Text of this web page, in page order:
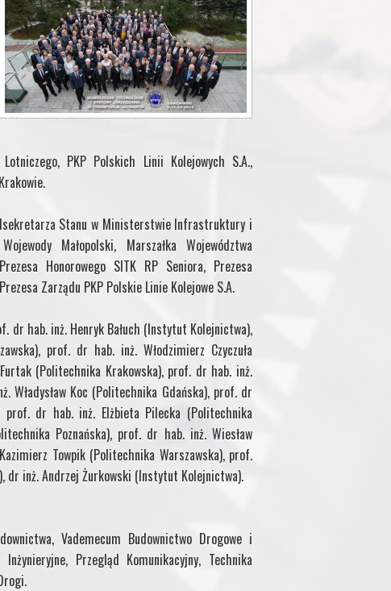
PKP Polskich Linii Kolejowych S.A.,
Stanu w Ministerstwie Infrastruktury i
Małopolski, Marszałka Województwa
Honorowego SITK RP Seniora, Prezesa
Zarządu PKP Polskie Linie Kolejowe S.A.
dr hab. inż. Henryk Bałuch (Instytut Kolejnictwa),
prof. dr hab. inż. Włodzimierz Czyczuła
(Politechnika Krakowska), prof. dr hab. inż.
Władysław Koc (Politechnika Gdańska), prof. dr
prof. dr hab. inż. Elżbieta Pilecka (Politechnika
Poznańska), prof. dr hab. inż. Wiesław
Towpik (Politechnika Warszawska), prof.
dr inż. Andrzej Żurkowski (Instytut Kolejnictwa).
Vademecum Budownictwo Drogowe i
Przegląd Komunikacyjny, Technika